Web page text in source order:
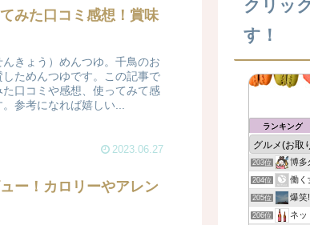
みた口コミ感想！賞味
きょう）めんつゆ。千鳥のお
ためんつゆです。この記事で
口コミや感想、使ってみて感
参考になれば嬉しい...
2023.06.27
ー！カロリーやアレン
クリッ
す！
ランキング
203位 博多
204位 働く
205位 爆笑
206位 ネッ